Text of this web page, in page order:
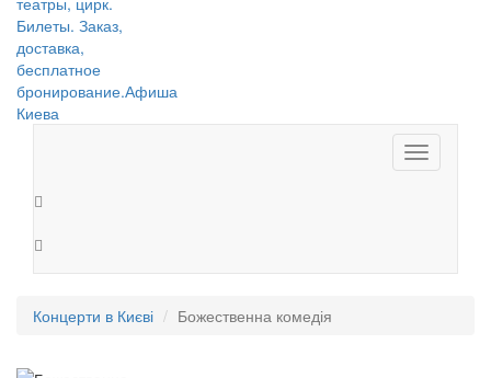
Toggle
navigation
Концерти в Києві Божественна комедія